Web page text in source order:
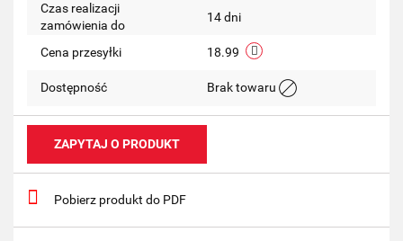
Czas realizacji
zamówienia do
14 dni
Cena przesyłki 18.99
Dostępność Brak towaru
ZAPYTAJ O PRODUKT
Pobierz produkt do PDF